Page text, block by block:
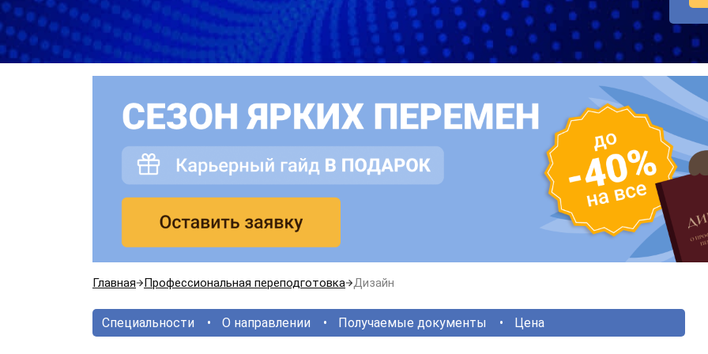
Главная Профессиональная переподготовка Дизайн
Специальности О направлении Получаемые документы Цена